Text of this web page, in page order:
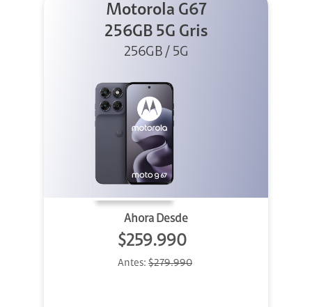
Motorola G67
256GB 5G Gris
256GB / 5G
Ahora Desde
$259.990
Antes: $279.990